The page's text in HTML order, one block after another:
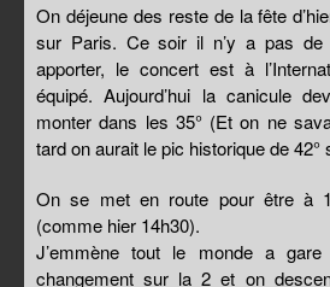
On déjeune des reste de la fête
sur Paris. Ce soir il n’y a pas de
apporter, le concert est à
équipé. Aujourd’hui la canicule
monter dans les 35° (Et on ne
tard on aurait le pic historique de
On se met en route pour être à
(comme hier 14h30).
J’emmène tout le monde a
changement sur la 2 et on